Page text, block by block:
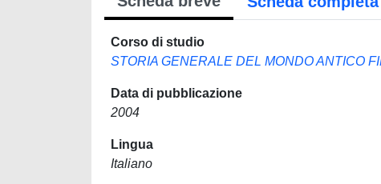
Corso di studio
STORIA GENERALE DEL MONDO ANTICO
Data di pubblicazione
2004
Lingua
Italiano